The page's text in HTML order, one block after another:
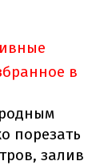
в
порезать
залив